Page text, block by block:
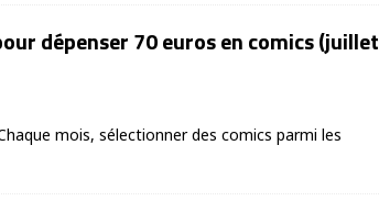
dépenser 70 euros en comics (juillet
mois, sélectionner des comics parmi les